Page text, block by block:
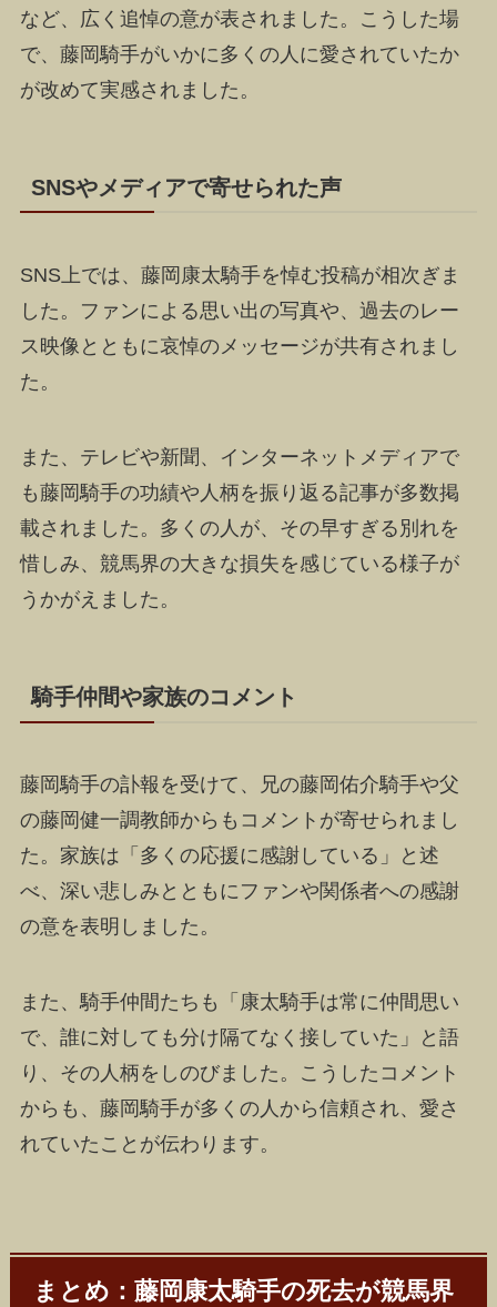
など、広く追悼の意が表されました。こうした場
で、藤岡騎手がいかに多くの人に愛されていたか
が改めて実感されました。
SNSやメディアで寄せられた声
SNS上では、藤岡康太騎手を悼む投稿が相次ぎま
した。ファンによる思い出の写真や、過去のレー
ス映像とともに哀悼のメッセージが共有されまし
た。
また、テレビや新聞、インターネットメディアで
も藤岡騎手の功績や人柄を振り返る記事が多数掲
載されました。多くの人が、その早すぎる別れを
惜しみ、競馬界の大きな損失を感じている様子が
うかがえました。
騎手仲間や家族のコメント
藤岡騎手の訃報を受けて、兄の藤岡佑介騎手や父
の藤岡健一調教師からもコメントが寄せられまし
た。家族は「多くの応援に感謝している」と述
べ、深い悲しみとともにファンや関係者への感謝
の意を表明しました。
また、騎手仲間たちも「康太騎手は常に仲間思い
で、誰に対しても分け隔てなく接していた」と語
り、その人柄をしのびました。こうしたコメント
からも、藤岡騎手が多くの人から信頼され、愛さ
れていたことが伝わります。
まとめ：藤岡康太騎手の死去が競馬界